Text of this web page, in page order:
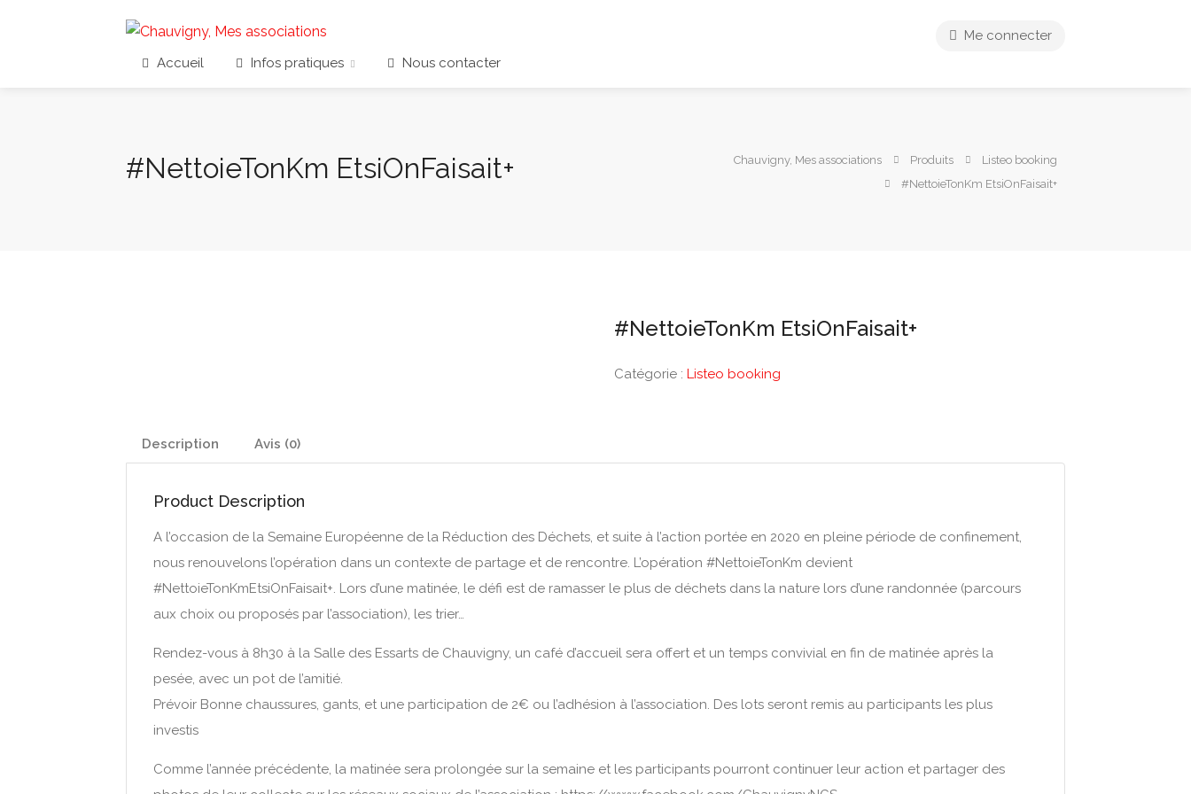
Accueil Infos pratiques Nous contacter
Me connecter
#NettoieTonKm EtsiOnFaisait+ Chauvigny, Mes associations Produits
Listeo booking
#NettoieTonKm EtsiOnFaisait+
#NettoieTonKm EtsiOnFaisait+
Catégorie : Listeo booking
Description Avis (0)
Product Description
A l’occasion de la Semaine Européenne de la Réduction des Déchets, et suite à l’action portée en 2020 en pleine période de confinement,
nous renouvelons l’opération dans un contexte de partage et de rencontre. L’opération #NettoieTonKm devient
#NettoieTonKmEtsiOnFaisait+. Lors d’une matinée, le défi est de ramasser le plus de déchets dans la nature lors d’une randonnée (parcours
aux choix ou proposés par l’association), les trier…
Rendez-vous à 8h30 à la Salle des Essarts de Chauvigny, un café d’accueil sera offert et un temps convivial en fin de matinée après la
pesée, avec un pot de l’amitié.
Prévoir Bonne chaussures, gants, et une participation de 2€ ou l’adhésion à l’association. Des lots seront remis au participants les plus
investis
Comme l’année précédente, la matinée sera prolongée sur la semaine et les participants pourront continuer leur action et partager des